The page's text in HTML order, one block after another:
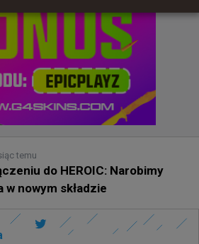
temu
do HEROIC: Narobimy
nowym składzie